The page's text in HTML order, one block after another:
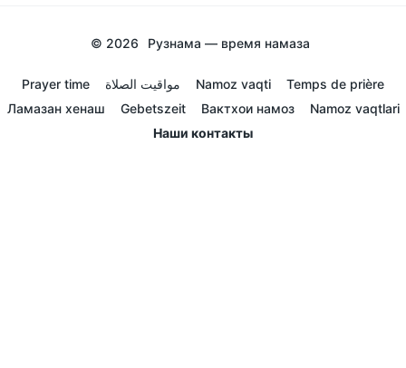
© 2026 Рузнама — время намаза
Prayer time مواقيت الصلاة Namoz vaqti
Temps de prière
Ламазан хенаш
Gebetszeit Вактхои намоз
Namoz vaqtlari
Наши контакты